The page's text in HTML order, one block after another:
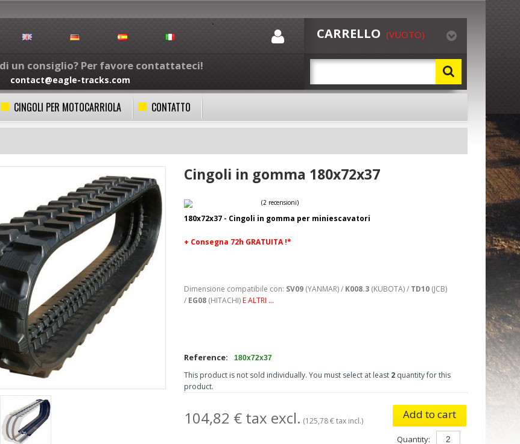
CINGOLI PER MOTOCARRIOLA CONTATTO
un consiglio? Per favore contattateci!
contact@eagle-tracks.com
CARRELLO (VUOTO)
Cingoli in gomma 180x72x37
180x72x37 - Cingoli in gomma per miniescavatori
+ Consegna 72h GRATUITA !*
Dimensione compatibile con: SV09 (YANMAR) / K008.3 (KUBOTA) / TD10 (JCB)
/ EG08 (HITACHI)E ALTRI ...
Reference: 180x72x37
This product is not sold individually. You must select at least 2 quantity for this
product.
104,82 € tax excl. (125,78 € tax incl.) Add to cart
Quantity: